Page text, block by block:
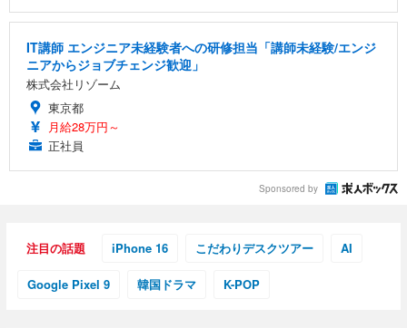
IT講師 エンジニア未経験者への研修担当「講師未経験/エンジ
ニアからジョブチェンジ歓迎」
株式会社リゾーム
東京都
月給28万円～
正社員
Sponsored by
注目の話題 iPhone 16 こだわりデスクツアー AI
Google Pixel 9 韓国ドラマ K-POP